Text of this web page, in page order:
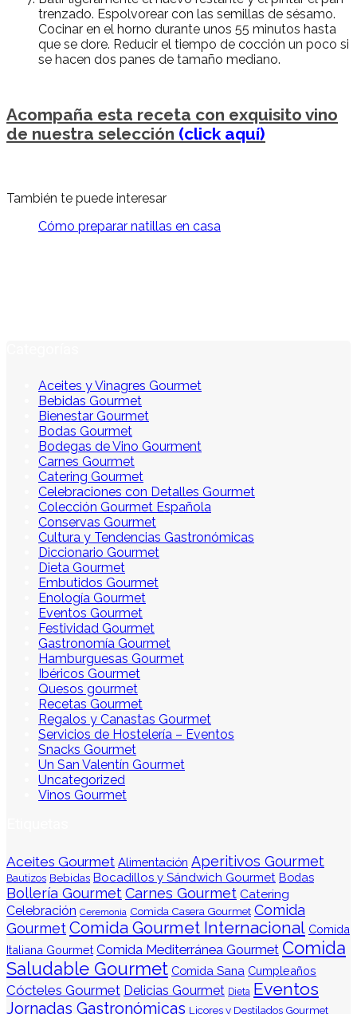
trenzado. Espolvorear con las semillas de sésamo.
Cocinar en el horno durante unos 55 minutos hasta
que se dore. Reducir el tiempo de cocción un poco si
se hacen dos panes de tamaño mediano.
Acompaña esta receta con exquisito vino
de nuestra selección (click aquí)
También te puede interesar
Cómo preparar natillas en casa
Aceites y Vinagres Gourmet
Bebidas Gourmet
Bienestar Gourmet
Bodas Gourmet
Bodegas de Vino Gourment
Carnes Gourmet
Catering Gourmet
Celebraciones con Detalles Gourmet
Colección Gourmet Española
Conservas Gourmet
Cultura y Tendencias Gastronómicas
Diccionario Gourmet
Dieta Gourmet
Embutidos Gourmet
Enología Gourmet
Eventos Gourmet
Festividad Gourmet
Gastronomía Gourmet
Hamburguesas Gourmet
Ibéricos Gourmet
Quesos gourmet
Recetas Gourmet
Regalos y Canastas Gourmet
Servicios de Hostelería – Eventos
Snacks Gourmet
Un San Valentín Gourmet
Uncategorized
Vinos Gourmet
Aceites Gourmet Alimentación Aperitivos Gourmet
Bautizos Bebidas Bocadillos y Sándwich Gourmet Bodas
Bollería GourmetCarnes Gourmet Catering
Celebración Ceremonia Comida Casera Gourmet Comida
GourmetComida Gourmet Internacional Comida
Italiana Gourmet Comida Mediterránea Gourmet Comida
Saludable Gourmet Comida Sana Cumpleaños
Cócteles Gourmet Delicias Gourmet Dieta Eventos
Jornadas Gastronómicas Licores y Destilados Gourmet